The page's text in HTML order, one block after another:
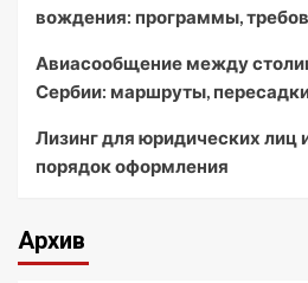
вождения: программы,
Авиасообщение между
Сербии: маршруты,
Лизинг для юридических лиц
порядок оформления
Архив